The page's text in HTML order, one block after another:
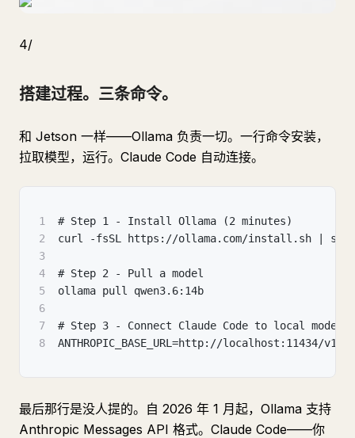
4/
搭建过程。三条命令。
和 Jetson 一样——Ollama 负责一切。一行命令安装，
拉取模型，运行。Claude Code 自动连接。
1
# Step 1 - Install Ollama (2 minutes)
2
curl -fsSL https://ollama.com/install.sh | sh
3
4
# Step 2 - Pull a model
5
ollama pull qwen3.6:14b
6
7
# Step 3 - Connect Claude Code to local model
8
ANTHROPIC_BASE_URL=http://localhost:11434/v1
最后那行是没人提的。自 2026 年 1 月起，Ollama 支持
Anthropic Messages API 格式。Claude Code——你